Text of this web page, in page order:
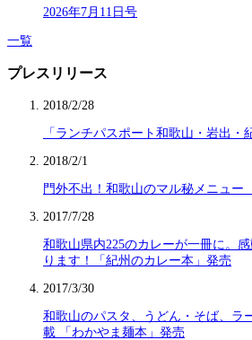
2026年7月11日号
一覧
プレスリリース
2018/2/28
「ランチパスポート和歌山・岩出・
2018/2/1
門外不出！和歌山のマル秘メニュー
2017/7/28
和歌山県内225のカレーが一冊に。
ります！「紀州のカレー本」発売
2017/3/30
和歌山のパスタ、うどん・そば、ラ
載 「わかやま麺本」発売